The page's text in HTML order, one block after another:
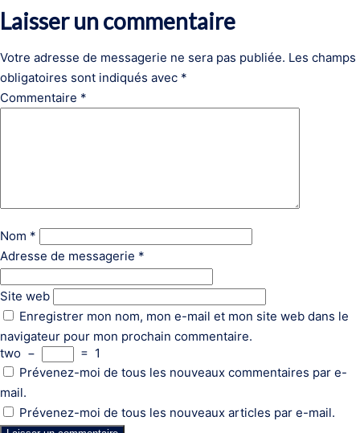
Laisser un commentaire
Votre adresse de messagerie ne sera pas publiée. Les champs
obligatoires sont indiqués avec *
Commentaire *
Nom *
Adresse de messagerie *
Site web
Enregistrer mon nom, mon e-mail et mon site web dans le
navigateur pour mon prochain commentaire.
two − = 1
Prévenez-moi de tous les nouveaux commentaires par e-
mail.
Prévenez-moi de tous les nouveaux articles par e-mail.